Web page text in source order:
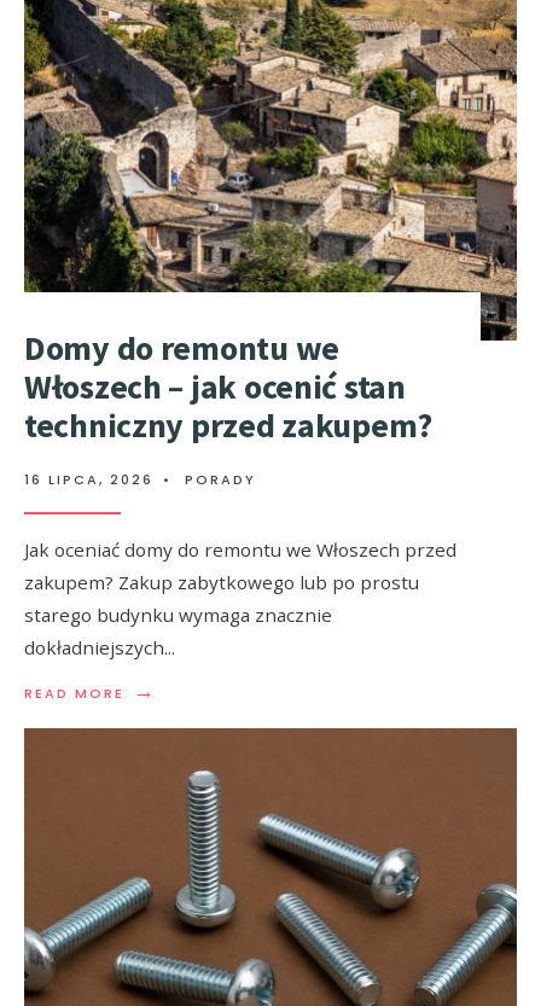
Domy do remontu we
Włoszech – jak ocenić stan
techniczny przed zakupem?
16 LIPCA, 2026 • PORADY
Jak oceniać domy do remontu we Włoszech przed
zakupem? Zakup zabytkowego lub po prostu
starego budynku wymaga znacznie
dokładniejszych...
READ MORE →